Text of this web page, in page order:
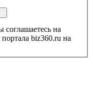
на
biz360.ru на